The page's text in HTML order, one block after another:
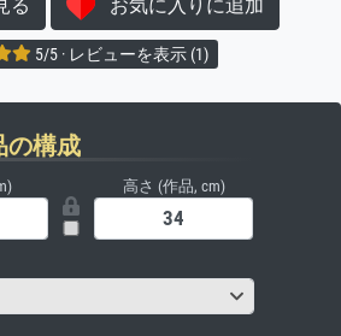
る お気に入りに追加
5/5 · レビューを表示 (1)
の構成
高さ (作品, cm)